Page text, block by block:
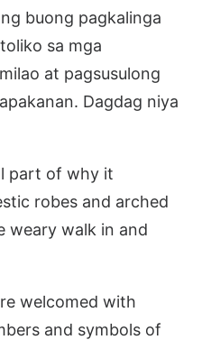
buong pagkalinga
sa mga
at pagsusulong
Dagdag niya
part of why it
robes and arched
weary walk in and
welcomed with
and symbols of